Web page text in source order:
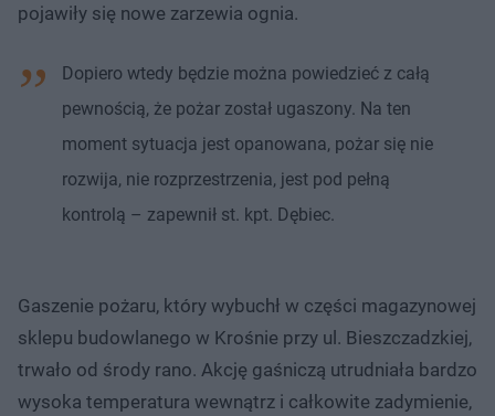
pojawiły się nowe zarzewia ognia.
Dopiero wtedy będzie można powiedzieć z całą
pewnością, że pożar został ugaszony. Na ten
moment sytuacja jest opanowana, pożar się nie
rozwija, nie rozprzestrzenia, jest pod pełną
kontrolą – zapewnił st. kpt. Dębiec.
Gaszenie pożaru, który wybuchł w części magazynowej
sklepu budowlanego w Krośnie przy ul. Bieszczadzkiej,
trwało od środy rano. Akcję gaśniczą utrudniała bardzo
wysoka temperatura wewnątrz i całkowite zadymienie,